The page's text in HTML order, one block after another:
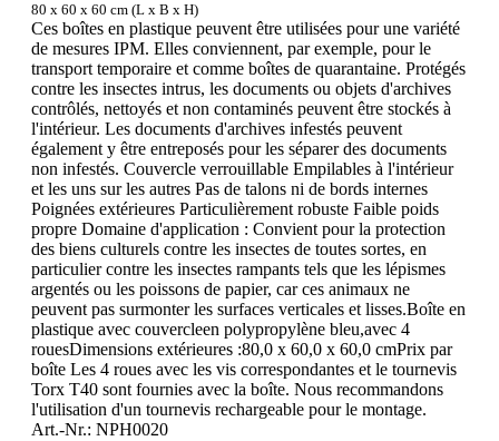
80 x 60 x 60 cm (L x B x H)
Ces boîtes en plastique peuvent être utilisées pour une variété
de mesures IPM. Elles conviennent, par exemple, pour le
transport temporaire et comme boîtes de quarantaine. Protégés
contre les insectes intrus, les documents ou objets d'archives
contrôlés, nettoyés et non contaminés peuvent être stockés à
l'intérieur. Les documents d'archives infestés peuvent
également y être entreposés pour les séparer des documents
non infestés. Couvercle verrouillable Empilables à l'intérieur
et les uns sur les autres Pas de talons ni de bords internes
Poignées extérieures Particulièrement robuste Faible poids
propre Domaine d'application : Convient pour la protection
des biens culturels contre les insectes de toutes sortes, en
particulier contre les insectes rampants tels que les lépismes
argentés ou les poissons de papier, car ces animaux ne
peuvent pas surmonter les surfaces verticales et lisses.Boîte en
plastique avec couvercleen polypropylène bleu,avec 4
rouesDimensions extérieures :80,0 x 60,0 x 60,0 cmPrix par
boîte Les 4 roues avec les vis correspondantes et le tournevis
Torx T40 sont fournies avec la boîte. Nous recommandons
l'utilisation d'un tournevis rechargeable pour le montage.
Art.-Nr.: NPH0020